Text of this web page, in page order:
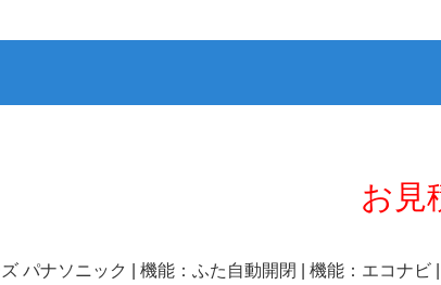
お見
パナソニック | 機能：ふた自動開閉 | 機能：エコナビ